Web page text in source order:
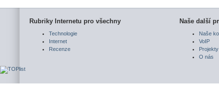
Rubriky Internetu pro všechny
Technologie
Internet
Recenze
Naše další
Naše
VoIP
Projekty
O nás